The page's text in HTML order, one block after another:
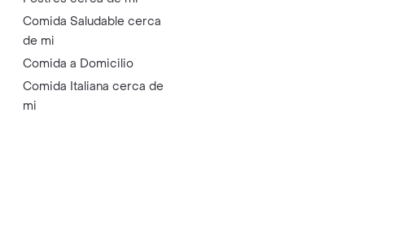
Comida Saludable cerca
de mi
Comida a Domicilio
Comida Italiana cerca de
mi